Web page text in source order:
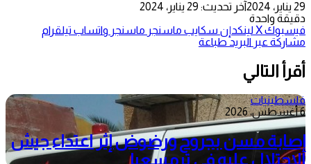
29 يناير، 2024
آخر تحديث: 29 يناير، 2024
دقيقة واحدة
فيسبوك‫Xلينكدإن سكايب ماسنجر ماسنجر واتساب تيلقرام
مشاركة عبر البريد طباعة
أقرأ التالي
فلسطينيات
6 أغسطس، 2026
إصابة مسن بجروح ورضوض إثر اعتداء جيش
الاحتلال عليه في ترمسعيا